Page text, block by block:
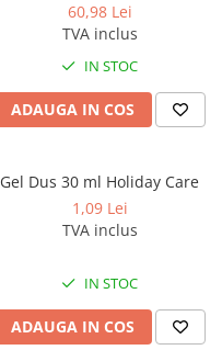
60,98 Lei
TVA inclus
IN STOC
ADAUGA IN COS
Gel Dus 30 ml Holiday Care
1,09 Lei
TVA inclus
IN STOC
ADAUGA IN COS